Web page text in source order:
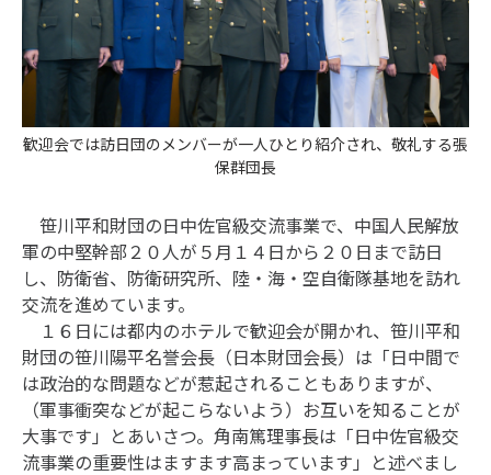
歓迎会では訪日団のメンバーが一人ひとり紹介され、敬礼する張
保群団長
笹川平和財団の日中佐官級交流事業で、中国人民解放
軍の中堅幹部２０人が５月１４日から２０日まで訪日
し、防衛省、防衛研究所、陸・海・空自衛隊基地を訪れ
交流を進めています。
１６日には都内のホテルで歓迎会が開かれ、笹川平和
財団の笹川陽平名誉会長（日本財団会長）は「日中間で
は政治的な問題などが惹起されることもありますが、
（軍事衝突などが起こらないよう）お互いを知ることが
大事です」とあいさつ。角南篤理事長は「日中佐官級交
流事業の重要性はますます高まっています」と述べまし